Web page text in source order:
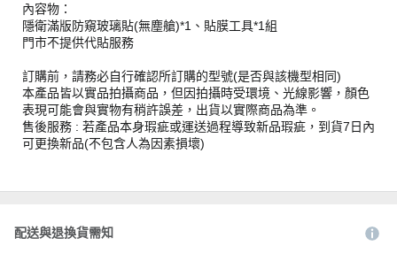
內容物：
隱衛滿版防窺玻璃貼(無塵艙)*1、貼膜工具*1組
門市不提供代貼服務
訂購前，請務必自行確認所訂購的型號(是否與該機型相同)
本產品皆以實品拍攝商品，但因拍攝時受環境、光線影響，顏色
表現可能會與實物有稍許誤差，出貨以實際商品為準。
售後服務 : 若產品本身瑕疵或運送過程導致新品瑕疵，到貨7日內
可更換新品(不包含人為因素損壞)
配送與退換貨需知